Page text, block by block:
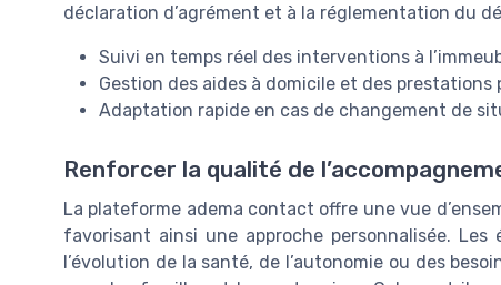
déclaration d’agrément et à la réglementation du
Suivi en temps réel des interventions à
Gestion des aides à domicile et des prestations
Adaptation rapide en cas de changement de
Renforcer la qualité de
La plateforme adema contact offre une vue
favorisant ainsi une approche personnalisée.
l’évolution de la santé, de l’autonomie ou des